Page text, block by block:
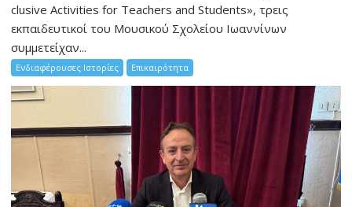
clusive Activities for Teachers and Students», τρεις
εκπαιδευτικοί του Μουσικού Σχολείου Ιωαννίνων
συμμετείχαν...
Ενδιαφέρουσες Ιστορίες Επικαιρότητα